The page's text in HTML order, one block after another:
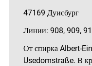
47169 Дуисбург
Линии: 908, 909,
От спирка Albert-
Usedomstraße. В